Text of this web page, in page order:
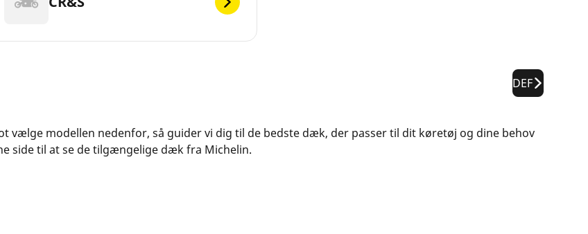
DEF
vælge modellen nedenfor, så guider vi dig til de bedste dæk, der passer til dit køretøj og dine behov
side til at se de tilgængelige dæk fra Michelin.